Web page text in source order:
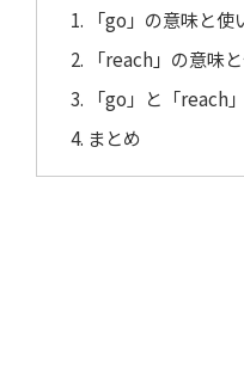
「go」の意味と使
「reach」の意味
「go」と「reach
まとめ